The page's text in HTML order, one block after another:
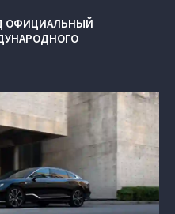
ОФИЦИАЛЬНЫЙ